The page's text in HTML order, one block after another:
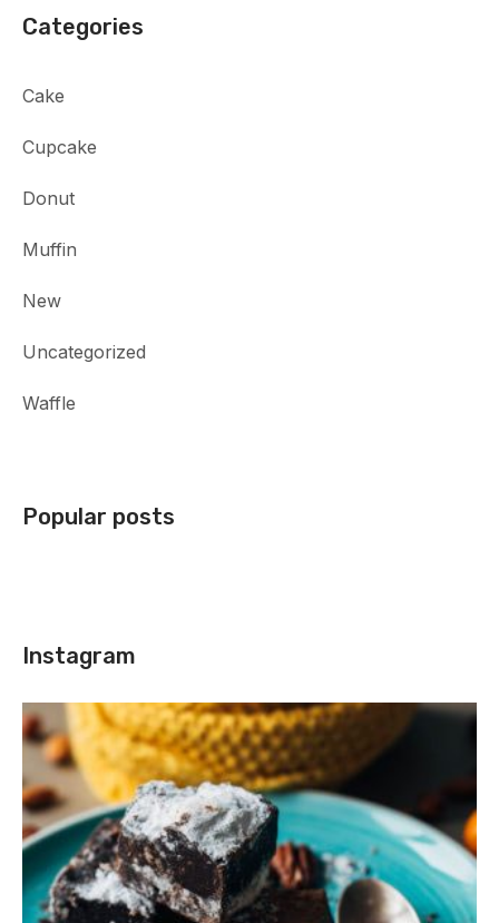
Categories
Cake
Cupcake
Donut
Muffin
New
Uncategorized
Waffle
Popular posts
Instagram